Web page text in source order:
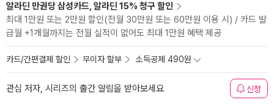
알라딘 만권당 삼성카드, 알라딘 15% 청구 할인
최대 1만원 또는 2만원 할인(전월 30만원 또는 60만원 이용 시) / 카드 발
급월 +1개월까지는 전월 실적이 없어도 최대 1만원 혜택 제공
카드/간편결제 할인 무이자 할부 소득공제 490원
관심 저자, 시리즈의 출간 알림을 받아보세요 신청